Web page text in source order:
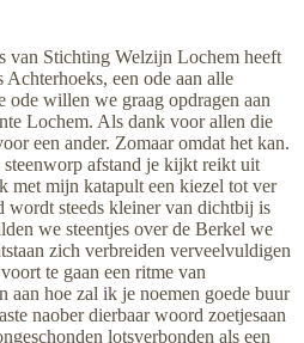
van Stichting Welzijn Lochem heeft
een ode aan alle
willen we graag opdragen aan
Lochem. Als dank voor allen die
een ander. Zomaar omdat het kan.
steenworp afstand je kijkt reikt uit
met mijn katapult een kiezel tot ver
steeds kleiner van dichtbij is
we steentjes over de Berkel we
zich verbreiden verveelvuldigen
te gaan een ritme van
aan hoe zal ik je noemen goede buur
naober dierbaar woord zoetjesaan
lotsverbonden als een